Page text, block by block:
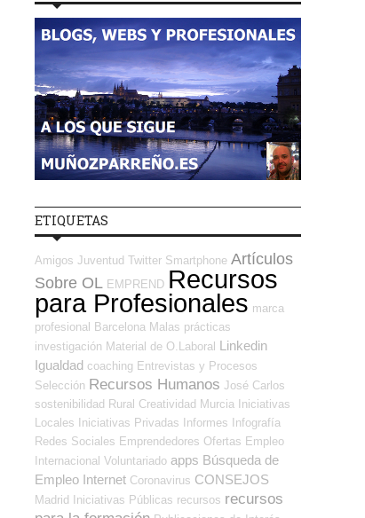
ETIQUETAS
Amigos Juventud Twitter Smartphone Artículos
Sobre OL EMPREND Recursos
para Profesionales marca
profesional
Barcelona Malas prácticas
investigación Material de O.Laboral Linkedin
Igualdad coaching Entrevistas y Procesos
Selección Recursos Humanos José Carlos
sostenibilidad Rural Creatividad Murcia
Iniciativas
Locales
Iniciativas Privadas Informes
Infografía
Redes Sociales Emprendedores Ofertas Empleo
Internacional Voluntariado apps Búsqueda de
Empleo Internet Coronavirus CONSEJOS
Madrid Iniciativas Públicas recursos recursos